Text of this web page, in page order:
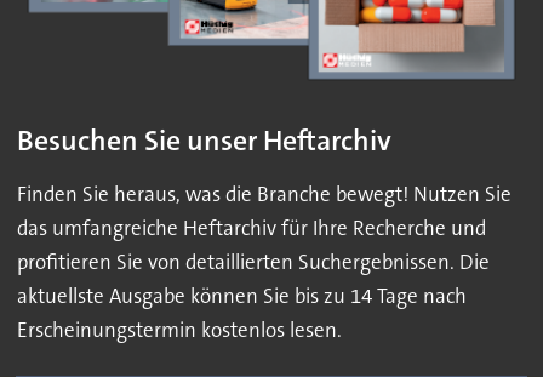
Besuchen Sie unser Heftarchiv
Finden Sie heraus, was die Branche bewegt! Nutzen Sie
das umfangreiche Heftarchiv für Ihre Recherche und
profitieren Sie von detaillierten Suchergebnissen. Die
aktuellste Ausgabe können Sie bis zu 14 Tage nach
Erscheinungstermin kostenlos lesen.